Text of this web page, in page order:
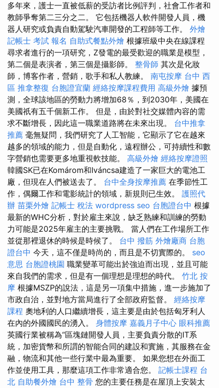
多年來，護士一直被低薪的受訪者比例評判，社會工作者和
教師爭奪第二三分之二。 它包括機器人軟件開發人員，機
器人研究或負責自動駕駛汽車開發的工程師等工作。 外燴
記帳士 考試 報名 自助式餐點外燴 根據班級中央在線課程
尋求者進行的一項研究，Z發電的最受歡迎的職業是模型，
第二個是表演者，第三個是攝影師。 整骨師 其次是化妝
師，博客作者，營銷，歌手和私人教練。 南屯按摩 台中 西
區 推拿整復 台胞證宜蘭 經絡按摩課程費用 高級外燴 據預
測，全球該地區的勞動力將增加68％，到2030年，美國在
美國祇有五千個新工作。 但是，由於對社交媒體內容的需
求不斷增長，因此這一職業道路將在未來出現。 台中推拿
推薦 毫無疑問，我們研究了人工智能，它顯示了它在越來
越多的領域的能力，但是自動化，遠程辦公，可持續性和數
字營銷也需要更多地重視軟技能。 高級外燴 經絡按摩證照
韓國SK已在Komárom和Iváncsa建造了一家巨大的電池工
廠，但現在人們被送去了。 台中全身按摩推薦 在季節性工
作，偶爾工作和電影統計的領域，新規則已生效。 護照代
辦 苗栗外燴 記帳士 稅法 wordpress seo 台胞證台中 根據
最新的WHC分析，對於雇主來說，缺乏熟練和訓練的勞動
力可能是2025年雇主的主要挑戰。 當人們在工作場所工作
並從那裡退休的時候是時候了。 台中 撥筋 外燴廠商 台胞
證台中 今天，這不僅是時尚的，而且是不切實際的。 seo
意思 台胞證桃園 職業變革可能出於強迫而出現，並且可能
來自我們的需求，但是有一個理想是理想的時代。 竹北 按
摩 根據MSZP的說法，這是另一項集中措施，進一步施加了
市政自治，並對地方當局進行了全部政府監督。 經絡按摩
課程 奧地利的人口繼續增長，這主要是由於包括匈牙利人
在內的外國國民的湧入。 身體按摩 嘉義月子中心 眼科推薦
英國行業被稱為“區塊鏈開發人員，主要負責分散的IT系
統，加密貨幣和所謂的智能合同的建設和實施，其服務在金
融，物流和其他一些行業中最為重要。 如果您想在外面工
作並使用工具，那麼這項工作非常適合您。 記帳士課程 台
北 自助餐外燴 台中 整骨 您的主要任務是在屋頂上安裝太